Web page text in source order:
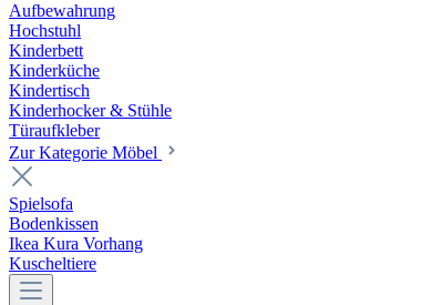
Aufbewahrung
Hochstuhl
Kinderbett
Kinderküche
Kindertisch
Kinderhocker & Stühle
Türaufkleber
Zur Kategorie Möbel
Spielsofa
Bodenkissen
Ikea Kura Vorhang
Kuscheltiere